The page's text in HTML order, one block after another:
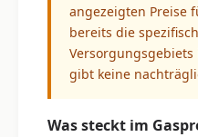
angezeigten Preise
bereits die
Versorgungsgebiets
gibt keine
Was steckt im